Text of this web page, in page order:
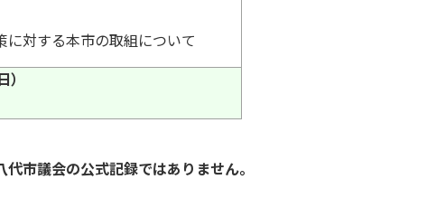
対する本市の取組について
）
市議会の公式記録ではありません。